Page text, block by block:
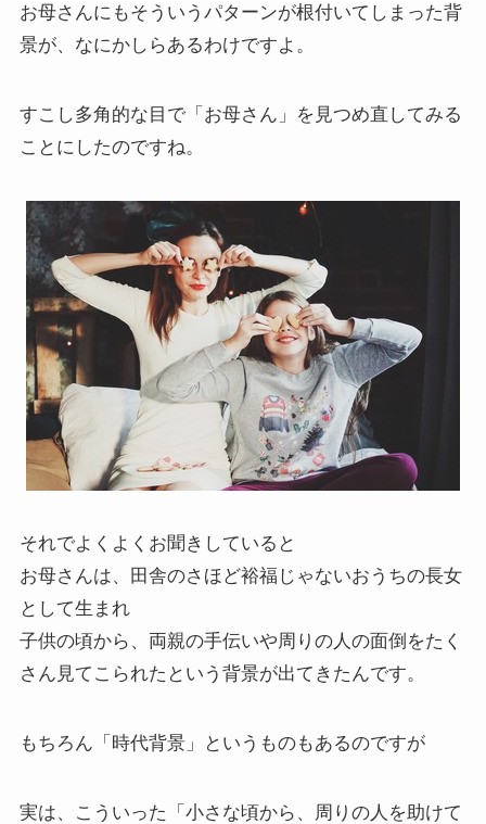
お母さんにもそういうパターンが根付いてしまった背
景が、なにかしらあるわけですよ。
すこし多角的な目で「お母さん」を見つめ直してみる
ことにしたのですね。
それでよくよくお聞きしていると
お母さんは、田舎のさほど裕福じゃないおうちの長女
として生まれ
子供の頃から、両親の手伝いや周りの人の面倒をたく
さん見てこられたという背景が出てきたんです。
もちろん「時代背景」というものもあるのですが
実は、こういった「小さな頃から、周りの人を助けて